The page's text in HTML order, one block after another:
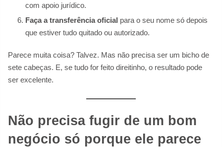
com apoio jurídico.
Faça a transferência oficial para o seu nome só depois
que estiver tudo quitado ou autorizado.
Parece muita coisa? Talvez. Mas não precisa ser um bicho de
sete cabeças. E, se tudo for feito direitinho, o resultado pode
ser excelente.
Não precisa fugir de um bom
negócio só porque ele parece